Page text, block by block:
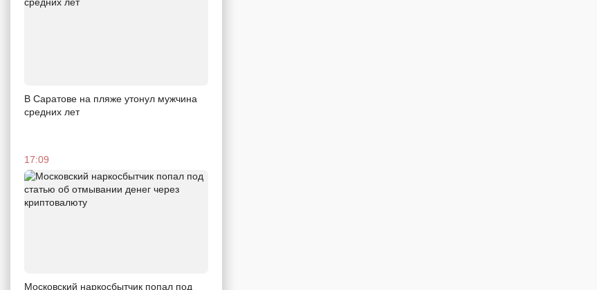
В Саратове на пляже утонул мужчина
средних лет
17:09
Московский наркосбытчик попал под